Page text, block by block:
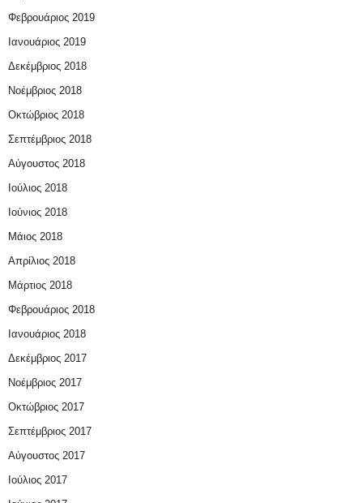
Φεβρουάριος 2019
Ιανουάριος 2019
Δεκέμβριος 2018
Νοέμβριος 2018
Οκτώβριος 2018
Σεπτέμβριος 2018
Αύγουστος 2018
Ιούλιος 2018
Ιούνιος 2018
Μάιος 2018
Απρίλιος 2018
Μάρτιος 2018
Φεβρουάριος 2018
Ιανουάριος 2018
Δεκέμβριος 2017
Νοέμβριος 2017
Οκτώβριος 2017
Σεπτέμβριος 2017
Αύγουστος 2017
Ιούλιος 2017